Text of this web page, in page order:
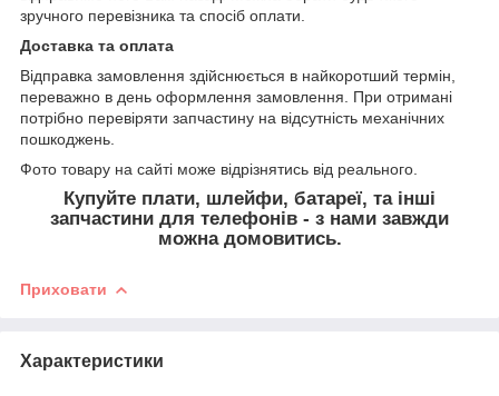
зручного перевізника та спосіб оплати.
Доставка та оплата
Відправка замовлення здійснюється в найкоротший термін,
переважно в день оформлення замовлення. При отримані
потрібно перевіряти запчастину на відсутність механічних
пошкоджень.
Фото товару на сайті може відрізнятись від реального.
Купуйте плати, шлейфи, батареї, та інші
запчастини для телефонів - з нами завжди
можна домовитись.
Приховати
Характеристики